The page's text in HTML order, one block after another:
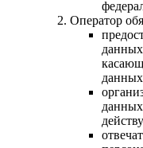
Оператор